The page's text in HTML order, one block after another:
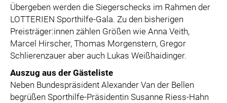
Übergeben werden die Siegerschecks im Rahmen der
LOTTERIEN Sporthilfe-Gala. Zu den bisherigen
Preisträger:innen zählen Größen wie Anna Veith,
Marcel Hirscher, Thomas Morgenstern, Gregor
Schlierenzauer aber auch Lukas Weißhaidinger.
Auszug aus der Gästeliste
Neben Bundespräsident Alexander Van der Bellen
begrüßen Sporthilfe-Präsidentin Susanne Riess-Hahn